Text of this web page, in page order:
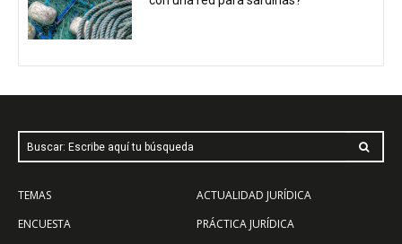
Buscar: Escribe aquí tu búsqueda
TEMAS
ENCUESTA
ACTUALIDAD JURÍDICA
PRÁCTICA JURÍDICA